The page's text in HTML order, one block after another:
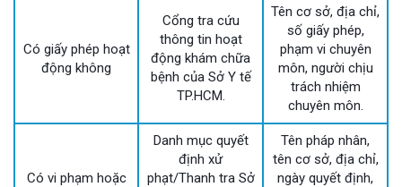
Có giấy phép hoạt
động không
Cổng tra cứu
thông tin hoạt
động khám chữa
bệnh của Sở Y tế
TP.HCM.
Tên cơ sở, địa chỉ,
số giấy phép,
phạm vi chuyên
môn, người chịu
trách nhiệm
chuyên môn.
Có vi phạm hoặc
Danh mục quyết
định xử
phạt/Thanh tra Sở
Tên pháp nhân,
tên cơ sở, địa chỉ,
ngày quyết định,